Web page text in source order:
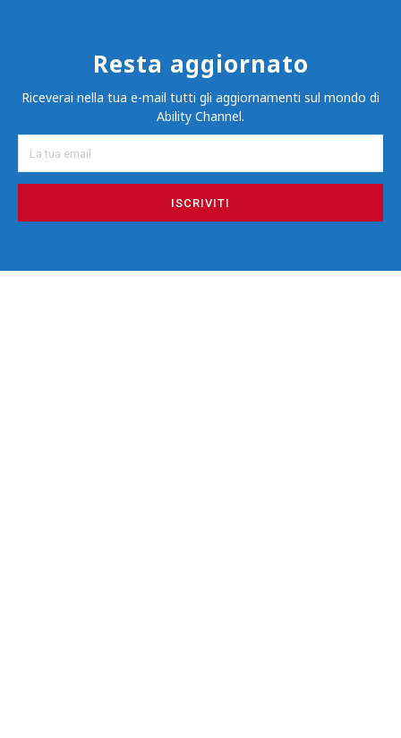
Resta aggiornato
Riceverai nella tua e-mail tutti gli aggiornamenti sul mondo di
Ability Channel.
ISCRIVITI